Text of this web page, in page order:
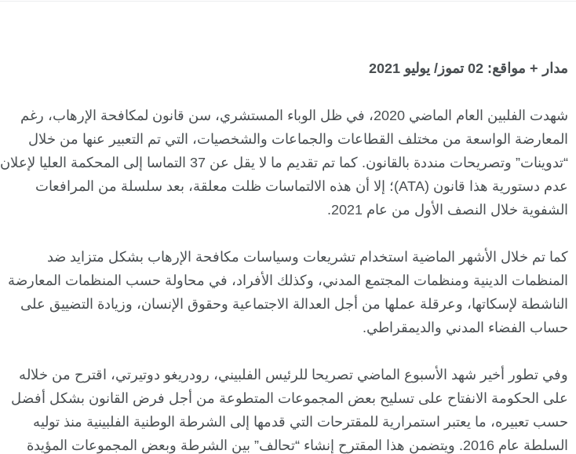
مدار + مواقع: 02 تموز/ يوليو 2021
شهدت الفلبين العام الماضي 2020، في ظل الوباء المستشري، سن قانون لمكافحة الإرهاب، رغم
المعارضة الواسعة من مختلف القطاعات والجماعات والشخصيات، التي تم التعبير عنها من خلال
“تدوينات” وتصريحات منددة بالقانون. كما تم تقديم ما لا يقل عن 37 التماسا إلى المحكمة العليا لإعلان
عدم دستورية هذا قانون (ATA)؛ إلا أن هذه الالتماسات ظلت معلقة، بعد سلسلة من المرافعات
الشفوية خلال النصف الأول من عام 2021.
كما تم خلال الأشهر الماضية استخدام تشريعات وسياسات مكافحة الإرهاب بشكل متزايد ضد
المنظمات الدينية ومنظمات المجتمع المدني، وكذلك الأفراد، في محاولة حسب المنظمات المعارضة
الناشطة لإسكاتها، وعرقلة عملها من أجل العدالة الاجتماعية وحقوق الإنسان، وزيادة التضييق على
حساب الفضاء المدني والديمقراطي.
وفي تطور أخير شهد الأسبوع الماضي تصريحا للرئيس الفلبيني، رودريغو دوتيرتي، اقترح من خلاله
على الحكومة الانفتاح على تسليح بعض المجموعات المتطوعة من أجل فرض القانون بشكل أفضل
حسب تعبيره، ما يعتبر استمرارية للمقترحات التي قدمها إلى الشرطة الوطنية الفلبينية منذ توليه
السلطة عام 2016. ويتضمن هذا المقترح إنشاء “تحالف” بين الشرطة وبعض المجموعات المؤيدة